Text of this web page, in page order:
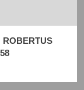
ROBERTUS